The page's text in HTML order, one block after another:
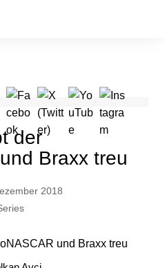
der
Braxx treu
2018